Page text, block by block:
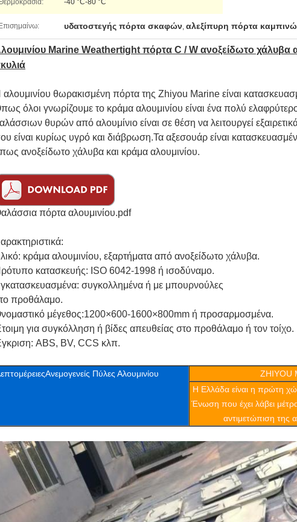
-40 °C-80 °C
υδατοστεγής πόρτα σκαφών, αλεξίπυρη πόρτα
Marine Weathertight πόρτα C / W ανοξείδωτο χάλυβα
θωρακισμένη πόρτα της Zhiyou Marine είναι
όλοι γνωρίζουμε το κράμα αλουμινίου είναι ένα πολύ
θυρών από αλουμίνιο είναι σε θέση να λειτουργεί
είναι κυρίως υγρό και διάβρωση.Τα αξεσουάρ είναι
ανοξείδωτο χάλυβα και κράμα αλουμινίου.
πόρτα αλουμινίου.pdf
κράμα αλουμινίου, εξαρτήματα από ανοξείδωτο χάλυβα.
κατασκευής: ISO 6042-1998 ή ισοδύναμο.
συγκολλημένα ή με μπουρνούλες
προθάλαμο.
μέγεθος:1200×600-1600×800mm ή προσαρμοσμένα.
για συγκόλληση ή βίδες απευθείας στο προθάλαμο ή τον τοίχο.
ABS, BV, CCS κλπ.
Ανεμογενείς Πύλες Αλουμινίου
ZHIYOU
Η Ελλάδα είναι η πρώτη
Ένωση που έχει λάβει
αντιμετώπιση της